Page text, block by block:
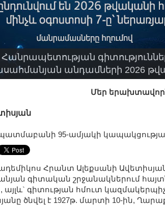
անդամների 2026
Մեր
95-ամյակի
Հրանտ Ալեքսանի
գիտական շրջանակներում
գիտության հմուտ
ծնվել է 1927թ. մարտի 10-ին,